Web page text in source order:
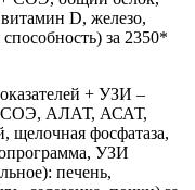
D, железо,
за 2350*
+ УЗИ –
СОЭ, АЛАТ, АСАТ,
фосфатаза,
УЗИ
печень,